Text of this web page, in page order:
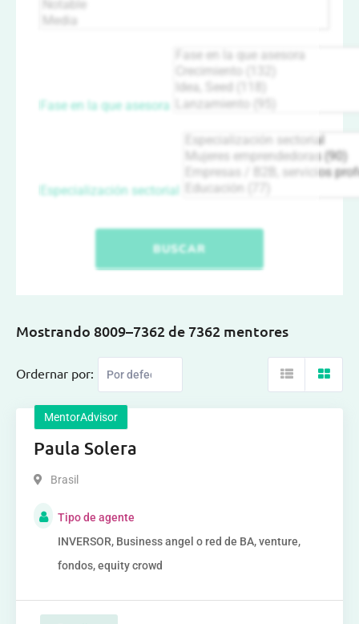
Fase en la que asesora
Especialización sectorial
BUSCAR
Mostrando 8009–7362 de 7362 mentores
Ordernar por:
MentorAdvisor
Paula Solera
Brasil
Tipo de agente
INVERSOR, Business angel o red de BA, venture,
fondos, equity crowd